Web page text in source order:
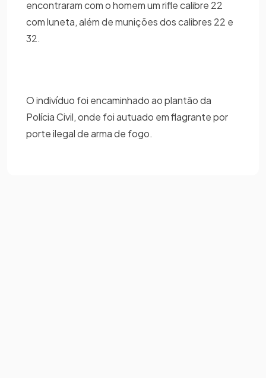
encontraram com o homem um rifle calibre 22
com luneta, além de munições dos calibres 22 e
32.
O indivíduo foi encaminhado ao plantão da
Polícia Civil, onde foi autuado em flagrante por
porte ilegal de arma de fogo.